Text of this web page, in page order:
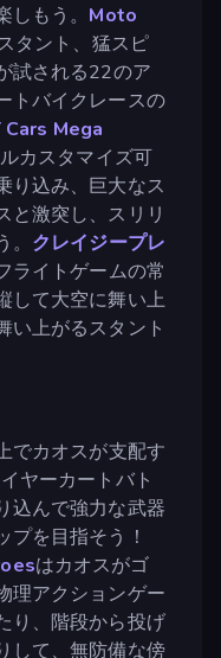
しもう。 Moto
タント、猛スピ
試される22のア
トバイクレースの
Cars Mega
カスタマイズ可
り込み、巨大なス
と激突し、スリリ
クレイジープレ
ライトゲームの常
して大空に舞い上
い上がるスタント
でカオスが支配す
ヤーカートバト
込んで強力な武器
プを目指そう！
はカオスがゴ
理アクションゲー
り、階段から投げ
して、無防備な傍